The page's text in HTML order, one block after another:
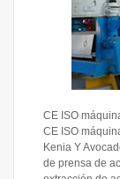
CE ISO
CE ISO
Kenia Y
de prensa de